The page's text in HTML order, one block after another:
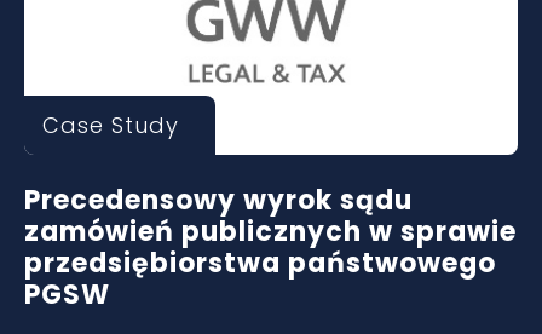
Case Study
Precedensowy wyrok sądu
zamówień publicznych w sprawie
przedsiębiorstwa państwowego
PGSW